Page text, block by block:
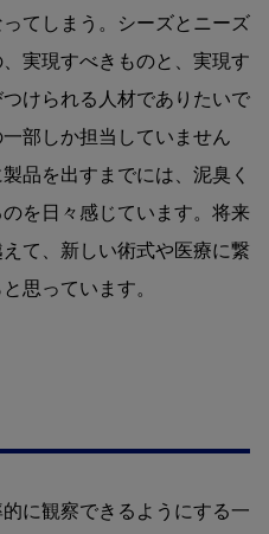
てしまう。シーズとニーズ
実現すべきものと、実現す
けられる人材でありたいで
部しか担当していません
品を出すまでには、泥臭く
を日々感じています。将来
て、新しい術式や医療に繋
思っています。
に観察できるようにする一